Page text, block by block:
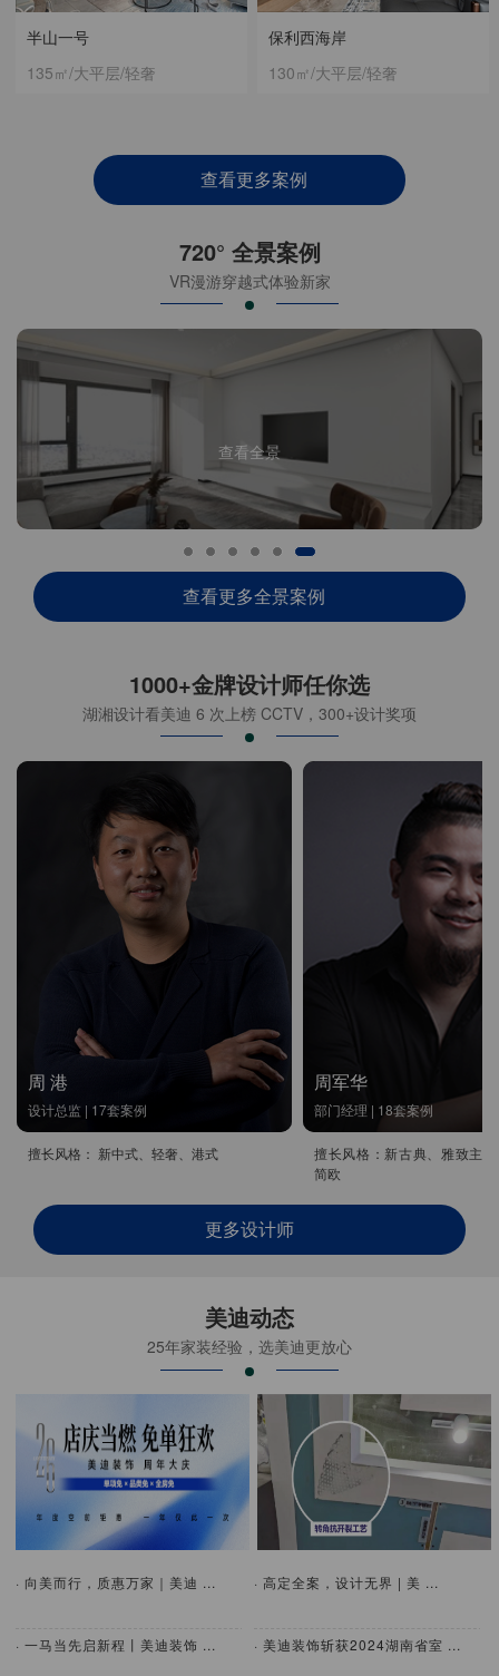
保利西海岸
130㎡/大平层/轻奢
半山一号
135㎡/大平层/轻奢
查看更多案例
720° 全景案例
VR漫游穿越式体验新家
查看全景
查看更多全景案例
1000+金牌设计师任你选
湖湘设计看美迪 6 次上榜 CCTV，300+设计奖项
周 港
设计总监 | 17套案例
擅长风格： 新中式、轻奢、港式
周军华
部门经理 | 18套案例
擅长风格：新古典、雅致主
简欧
更多设计师
美迪动态
25年家装经验，选美迪更放心
· 向美而行，质惠万家｜美迪 ...
· 一马当先启新程丨美迪装饰 ...
· 高定全案，设计无界 | 美 ...
· 美迪装饰斩获2024湖南省室 ...